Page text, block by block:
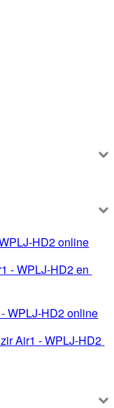
HD2 online
- WPLJ-HD2 en
WPLJ-HD2 online
Air1 - WPLJ-HD2